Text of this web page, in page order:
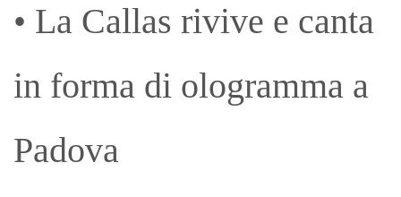
• La Callas rivive e canta
in forma di ologramma a
Padova